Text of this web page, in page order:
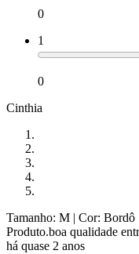
0
1
0
Cinthia
Tamanho: M | Cor: Bordô
Produto.boa qualidade
há quase 2 anos